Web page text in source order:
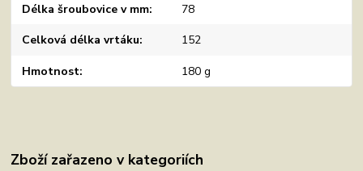
Délka šroubovice v mm 78
Celková délka vrtáku 152
Hmotnost 180 g
Zboží zařazeno v kategoriích